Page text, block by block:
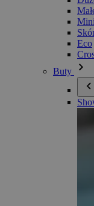
Mini
Eco
Buty